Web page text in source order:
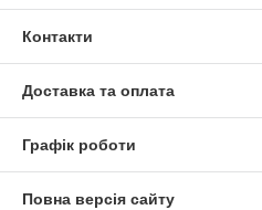
Контакти
Доставка та оплата
Графік роботи
Повна версія сайту